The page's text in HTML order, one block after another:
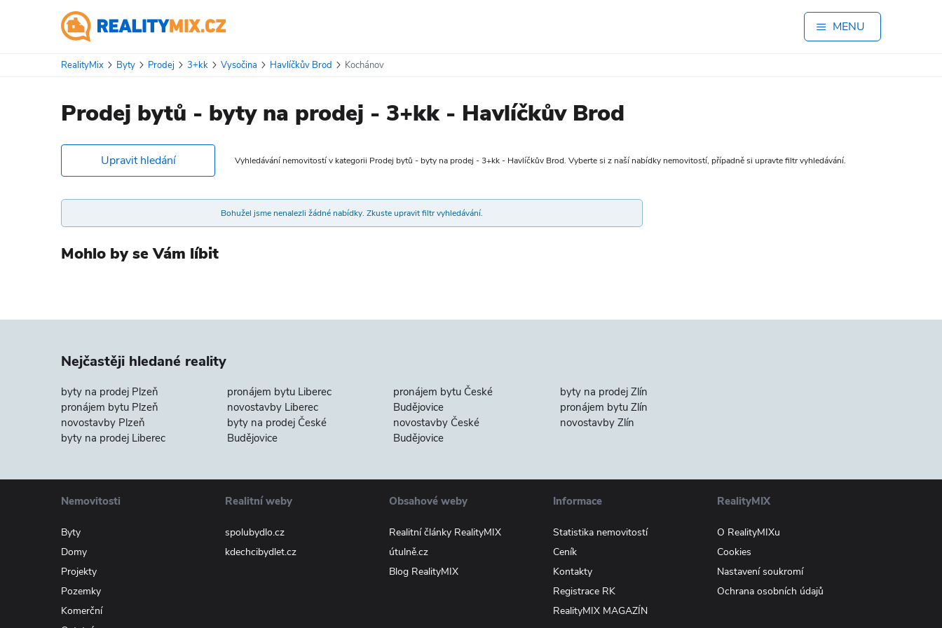
MENU
RealityMix Byty Prodej 3+kk Vysočina Havlíčkův Brod Kochánov
Prodej bytů - byty na prodej - 3+kk - Havlíčkův Brod
Upravit hledání Vyhledávání nemovitostí v kategorii Prodej bytů - byty na prodej - 3+kk - Havlíčkův Brod. Vyberte si z naší nabídky nemovitostí, případně si upravte filtr vyhledávání.
Bohužel jsme nenalezli žádné nabídky. Zkuste upravit filtr vyhledávání.
Mohlo by se Vám líbit
Nejčastěji hledané reality
byty na prodej Plzeň
pronájem bytu Plzeň
novostavby Plzeň
byty na prodej Liberec
pronájem bytu Liberec
novostavby Liberec
byty na prodej České
Budějovice
pronájem bytu České
Budějovice
novostavby České
Budějovice
byty na prodej Zlín
pronájem bytu Zlín
novostavby Zlín
Nemovitosti
Byty
Domy
Projekty
Pozemky
Komerční
Realitní weby
spolubydlo.cz
kdechcibydlet.cz
Obsahové weby
Realitní články RealityMIX
útulně.cz
Blog RealityMIX
Informace
Statistika nemovitostí
Ceník
Kontakty
Registrace RK
RealityMIX MAGAZÍN
RealityMIX
O RealityMIXu
Cookies
Nastavení soukromí
Ochrana osobních údajů